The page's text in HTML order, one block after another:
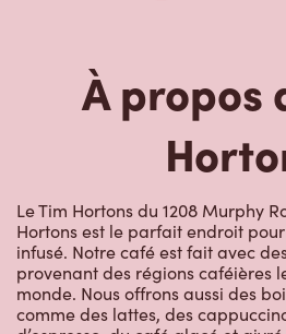
À propos
Le Tim Hortons du 1208 Murphy
Hortons est le parfait endroit
infusé. Notre café est fait avec
provenant des régions caféières
monde. Nous offrons aussi des
comme des lattes, des